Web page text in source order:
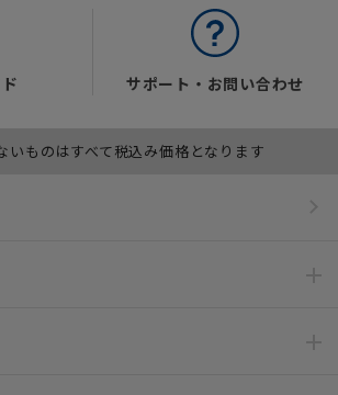
サポート・お問い合わせ
いものはすべて税込み価格となります